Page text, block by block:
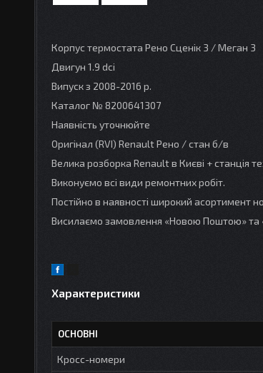
Корпус термостата Рено Сценік 3 / Меган 3
Двигун 1.9 dci
Випуск з 2008-2016 р.
Каталог № 8200641307
Наявність уточнюйте
Оригінал (RVI) Renault Рено / стан б/в
Велика розборка Renault в Києві + станція
Виконуємо всі види ремонтних робіт.
Постійно в наявності широкий асортимент
Висилаємо замовлення «Новою Поштою» та
Характеристики
ОСНОВНІ
Кросс-номери